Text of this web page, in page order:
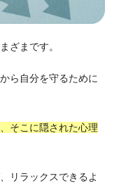
ざまです。
ら自分を守るために
そこに隠された心理
リラックスできるよ